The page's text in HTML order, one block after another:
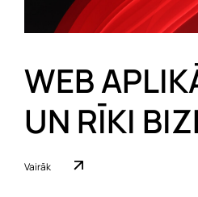
WEB
UN RĪKI
Vairāk